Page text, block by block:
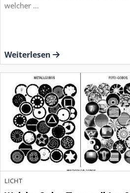
welcher …
Weiterlesen
LICHT